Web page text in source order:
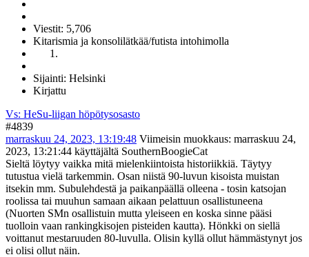
Viestit: 5,706
Kitarismia ja konsolilätkää/futista intohimolla
Sijainti: Helsinki
Kirjattu
Vs: HeSu-liigan höpötysosasto
#4839
marraskuu 24, 2023, 13:19:48 Viimeisin muokkaus: marraskuu 24,
2023, 13:21:44 käyttäjältä SouthernBoogieCat
Sieltä löytyy vaikka mitä mielenkiintoista historiikkiä. Täytyy
tutustua vielä tarkemmin. Osan niistä 90-luvun kisoista muistan
itsekin mm. Subulehdestä ja paikanpäällä olleena - tosin katsojan
roolissa tai muuhun samaan aikaan pelattuun osallistuneena
(Nuorten SMn osallistuin mutta yleiseen en koska sinne pääsi
tuolloin vaan rankingkisojen pisteiden kautta). Hönkki on siellä
voittanut mestaruuden 80-luvulla. Olisin kyllä ollut hämmästynyt jos
ei olisi ollut näin.